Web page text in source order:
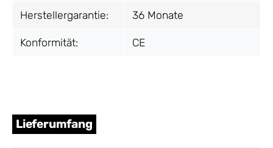
Herstellergarantie: 36 Monate
Konformität: CE
Lieferumfang